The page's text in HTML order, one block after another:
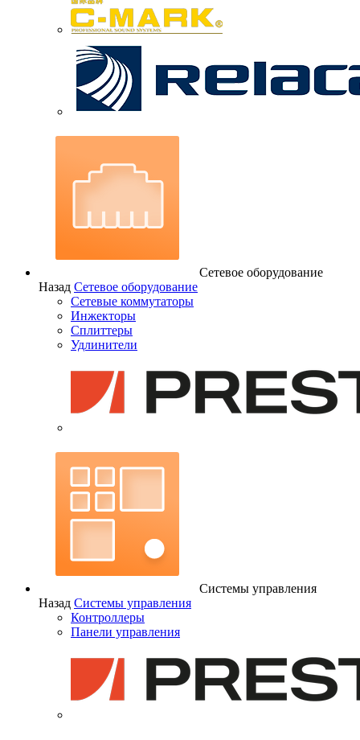
Сетевое оборудование
Назад Сетевое оборудование
Сетевые коммутаторы
Инжекторы
Сплиттеры
Удлинители
Системы управления
Назад Системы управления
Контроллеры
Панели управления